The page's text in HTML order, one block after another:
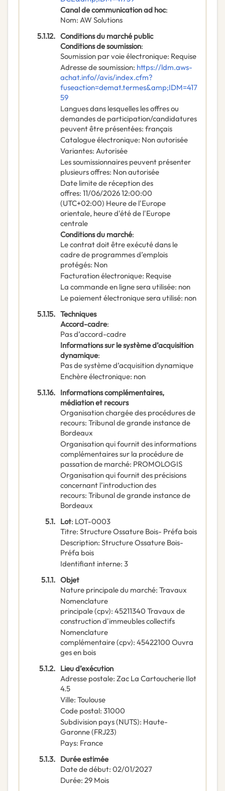
Canal de communication ad hoc:
Nom: AW Solutions
5.1.12. Conditions du marché public
Conditions de soumission:
Soumission par voie électronique: Requise
Adresse de soumission: https://ldm.aws-
achat.info//avis/index.cfm?
fuseaction=demat.termes&amp;IDM=417
59
Langues dans lesquelles les offres ou
demandes de participation/candidatures
peuvent être présentées: français
Catalogue électronique: Non autorisée
Variantes: Autorisée
Les soumissionnaires peuvent présenter
plusieurs offres: Non autorisée
Date limite de réception des
offres: 11/06/202612:00:00
(UTC+02:00) Heure de l'Europe
orientale, heure d'été de l'Europe
centrale
Conditions du marché:
Le contrat doit être exécuté dans le
cadre de programmes d’emplois
protégés: Non
Facturation électronique: Requise
La commande en ligne sera utilisée: non
Le paiement électronique sera utilisé: non
5.1.15. Techniques
Accord-cadre:
Pas d’accord-cadre
Informations sur le système d’acquisition
dynamique:
Pas de système d’acquisition dynamique
Enchère électronique: non
5.1.16. Informations complémentaires,
médiation et recours
Organisation chargée des procédures de
recours: Tribunal de grande instance de
Bordeaux
Organisation qui fournit des informations
complémentaires sur la procédure de
passation de marché: PROMOLOGIS
Organisation qui fournit des précisions
concernant l’introduction des
recours: Tribunal de grande instance de
Bordeaux
5.1. Lot: LOT-0003
Titre: Structure Ossature Bois- Préfa bois
Description: Structure Ossature Bois-
Préfa bois
Identifiant interne: 3
5.1.1. Objet
Nature principale du marché: Travaux
Nomenclature
principale(cpv): 45211340 Travaux de
construction d'immeubles collectifs
Nomenclature
complémentaire(cpv): 45422100 Ouvra
ges en bois
5.1.2. Lieu d’exécution
Adresse postale: Zac La Cartoucherie Ilot
4.5
Ville: Toulouse
Code postal: 31000
Subdivision pays (NUTS): Haute-
Garonne(FRJ23)
Pays: France
5.1.3. Durée estimée
Date de début: 02/01/2027
Durée: 29 Mois